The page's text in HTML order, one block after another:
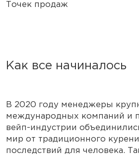
Точек продаж
Как все начиналось
В 2020 году менеджеры
международных компаний и
вейп-индустрии
мир от традиционного
последствий для человека.